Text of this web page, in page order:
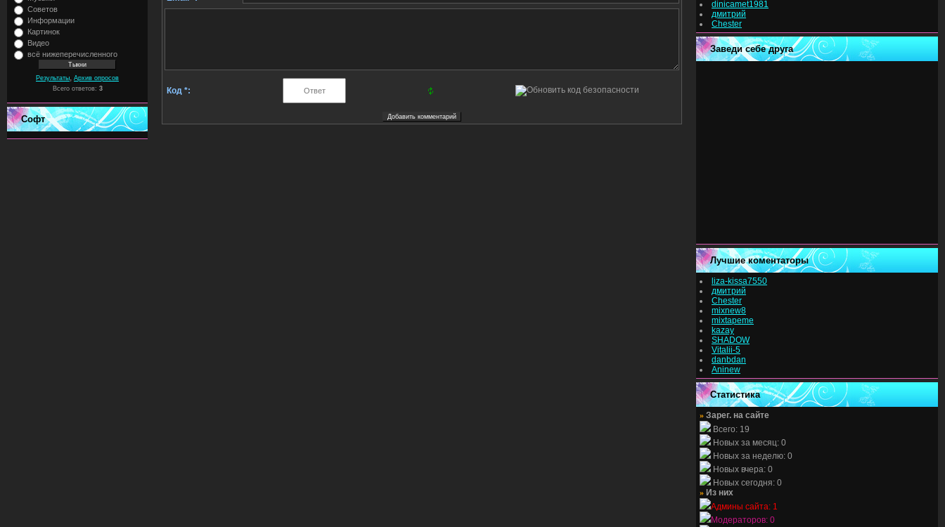
Советов
Информации
Картинок
Видео
всё нижеперечисленного
Результаты Архив опросов
Всего ответов: 3
Софт
Код *:
dinicamet1981
дмитрий
Chester
Заведи себе друга
Лучшие коментаторы
liza-kissa7550
дмитрий
Chester
mixnew8
mixtapeme
kazay
SHADOW
Vitalii-5
danbdan
Aninew
Статистика
» Зарег. на сайте
Всего: 19
Новых за месяц: 0
Новых за неделю: 0
Новых вчера: 0
Новых сегодня: 0
» Из них
Админы сайта: 1
Модераторов: 0